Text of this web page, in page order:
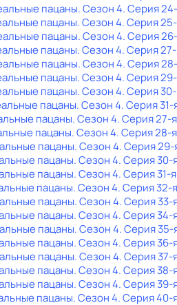
пацаны. Сезон 4. Серия
пацаны. Сезон 4. Серия
пацаны. Сезон 4. Серия
пацаны. Сезон 4. Серия
пацаны. Сезон 4. Серия
пацаны. Сезон 4. Серия
пацаны. Сезон 4. Серия
пацаны. Сезон 4. Серия 31-
пацаны. Сезон 4. Серия 27-я
пацаны. Сезон 4. Серия 28-я
пацаны. Сезон 4. Серия 29-
пацаны. Сезон 4. Серия 30-
пацаны. Сезон 4. Серия 31-я
пацаны. Сезон 4. Серия 32-я
пацаны. Сезон 4. Серия 33-
пацаны. Сезон 4. Серия 34-
пацаны. Сезон 4. Серия 35-
пацаны. Сезон 4. Серия 36-
пацаны. Сезон 4. Серия 37-
пацаны. Сезон 4. Серия 38-
пацаны. Сезон 4. Серия 39-
пацаны. Сезон 4. Серия 40-